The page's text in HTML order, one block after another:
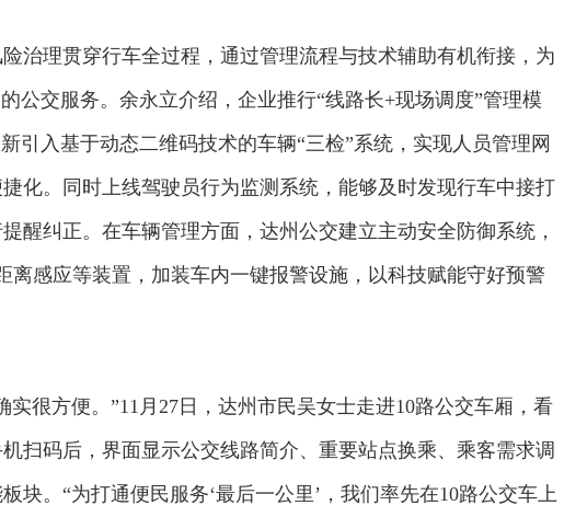
治理贯穿行车全过程，通过管理流程与技术辅助有机衔接，为
公交服务。余永立介绍，企业推行“线路长+现场调度”管理模
引入基于动态二维码技术的车辆“三检”系统，实现人员管理网
化。同时上线驾驶员行为监测系统，能够及时发现行车中接打
醒纠正。在车辆管理方面，达州公交建立主动安全防御系统，
离感应等装置，加装车内一键报警设施，以科技赋能守好预警
很方便。”11月27日，达州市民吴女士走进10路公交车厢，看
扫码后，界面显示公交线路简介、重要站点换乘、乘客需求调
块。“为打通便民服务‘最后一公里’，我们率先在10路公交车上